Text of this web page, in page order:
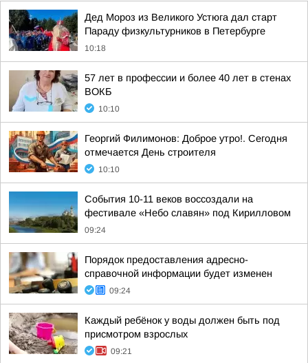
Дед Мороз из Великого Устюга дал старт
Параду физкультурников в Петербурге
10:18
57 лет в профессии и более 40 лет в стенах
ВОКБ
10:10
Георгий Филимонов: Доброе утро!. Сегодня
отмечается День строителя
10:10
События 10-11 веков воссоздали на
фестивале «Небо славян» под Кирилловом
09:24
Порядок предоставления адресно-
справочной информации будет изменен
09:24
Каждый ребёнок у воды должен быть под
присмотром взрослых
09:21